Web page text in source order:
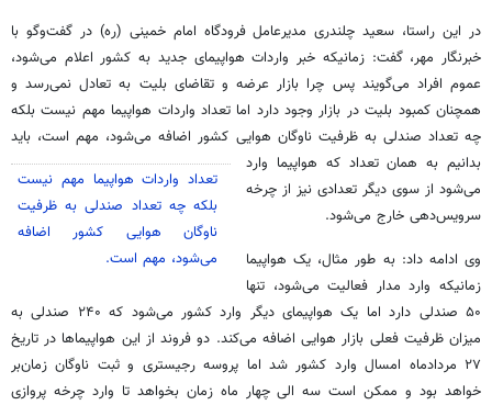
در این راستا، سعید چلندریمدیرعامل فرودگاه امام خمینی (ره) در گفت‌وگو با
خبرنگار مهر، گفت: زمانیکه خبر واردات هواپیمای جدید به کشور اعلام می‌شود،
عموم افراد می‌گویند پس چرا بازار عرضه و تقاضای بلیت به تعادل نمی‌رسد و
همچنان کمبود بلیت در بازار وجود دارد اما تعداد واردات هواپیما مهم نیست بلکه
چه تعداد صندلی به ظرفیت ناوگان هوایی کشور اضافه می‌شود، مهم است،
تعداد واردات هواپیما مهم نیست
بلکه چه تعداد صندلی به ظرفیت
ناوگان هوایی کشور اضافه
می‌شود، مهم است.
باید
بدانیم به همان تعداد که هواپیما وارد
می‌شود از سوی دیگر تعدادی نیز از چرخه
سرویس‌دهی خارج می‌شود.
وی ادامه داد: به طور مثال، یک هواپیما
زمانیکه وارد مدار فعالیت می‌شود، تنها
۵۰ صندلی دارد اما یک هواپیمای دیگر وارد کشور می‌شود که ۲۴۰ صندلی به
میزان ظرفیت فعلی بازار هوایی اضافه می‌کند. دو فروند از این هواپیماها در تاریخ
۲۷ مردادماه امسال وارد کشور شد اما پروسه رجیستری و ثبت ناوگان زمان‌بر
خواهد بود و ممکن است سه الی چهار ماه زمان بخواهد تا وارد چرخه پروازی